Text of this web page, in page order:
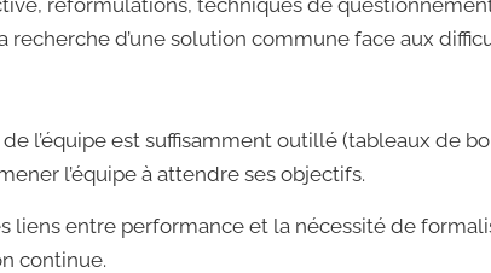
recherche d’une solution commune face aux
l’équipe est suffisamment outillé (tableaux de
l’équipe à attendre ses objectifs.
liens entre performance et la nécessité de
continue.